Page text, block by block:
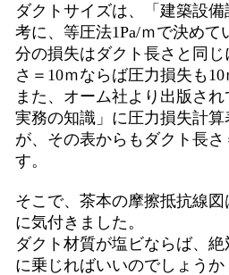
ダクトサイズは、「建築設
考に、等圧法1Pa/ｍで決め
分の損失はダクト長さと同
さ＝10ｍならば圧力損失も
また、オーム社より出版さ
実務の知識」に圧力損失計
が、その表からもダクト長
す。
そこで、茶本の摩擦抵抗線
に気付きました。
ダクト材質が塩ビならば、
に乗じればいいのでしょうか